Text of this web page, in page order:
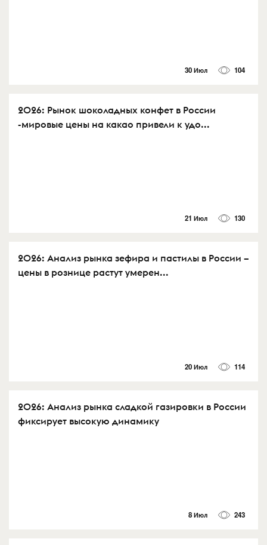
30 Июл 104
2026: Рынок шоколадных конфет в России
-мировые цены на какао привели к удо...
21 Июл 130
2026: Анализ рынка зефира и пастилы в России –
цены в рознице растут умерен...
20 Июл 114
2026: Анализ рынка сладкой газировки в России
фиксирует высокую динамику
8 Июл 243